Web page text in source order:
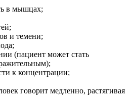
в мышцах;
и темени;
(пациент может стать
к концентрации;
говорит медленно, растягивая